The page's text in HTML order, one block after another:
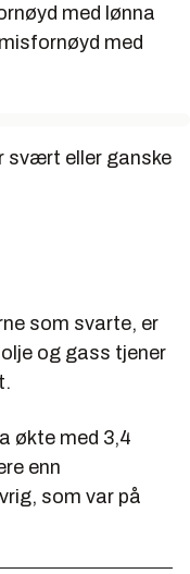
med lønna
med
svært eller ganske
som svarte, er
og gass tjener
økte med 3,4
enn
som var på